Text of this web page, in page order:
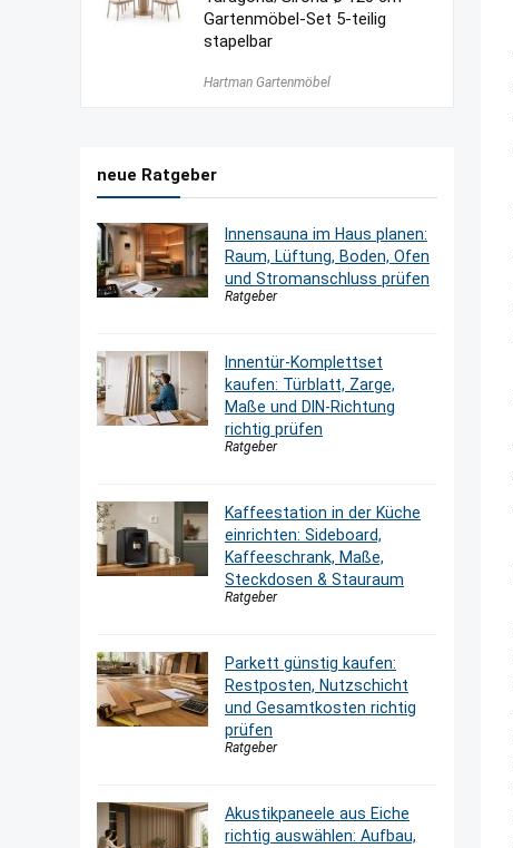
Gartenmöbel-Set 5-teilig
stapelbar
Hartman Gartenmöbel
neue Ratgeber
Innensauna im Haus planen:
Raum, Lüftung, Boden, Ofen
und Stromanschluss prüfen
Ratgeber
Innentür-Komplettset
kaufen: Türblatt, Zarge,
Maße und DIN-Richtung
richtig prüfen
Ratgeber
Kaffeestation in der Küche
einrichten: Sideboard,
Kaffeeschrank, Maße,
Steckdosen & Stauraum
Ratgeber
Parkett günstig kaufen:
Restposten, Nutzschicht
und Gesamtkosten richtig
prüfen
Ratgeber
Akustikpaneele aus Eiche
richtig auswählen: Aufbau,